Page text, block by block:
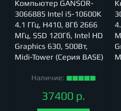
Компьютер GANSOR-
3066885 Intel i5-10600K
4.1 ГГц, H410, 8Гб 2666
МГц, SSD 120Гб, Intel HD
Graphics 630, 500Вт,
Midi-Tower (Серия BASE)
Наличие:
37400 р.